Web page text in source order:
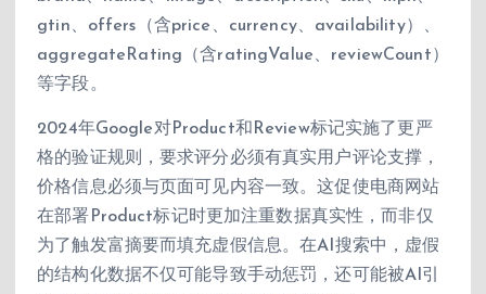
gtin、offers（含price、currency、availability）、
aggregateRating（含ratingValue、reviewCount）
等字段。
2024年Google对Product和Review标记实施了更严
格的验证规则，要求评分必须有真实用户评论支撑，
价格信息必须与页面可见内容一致。这促使电商网站
在部署Product标记时更加注重数据真实性，而非仅
为了触发富摘要而填充虚假信息。在AI搜索中，虚假
的结构化数据不仅可能导致手动惩罚，还可能被AI引